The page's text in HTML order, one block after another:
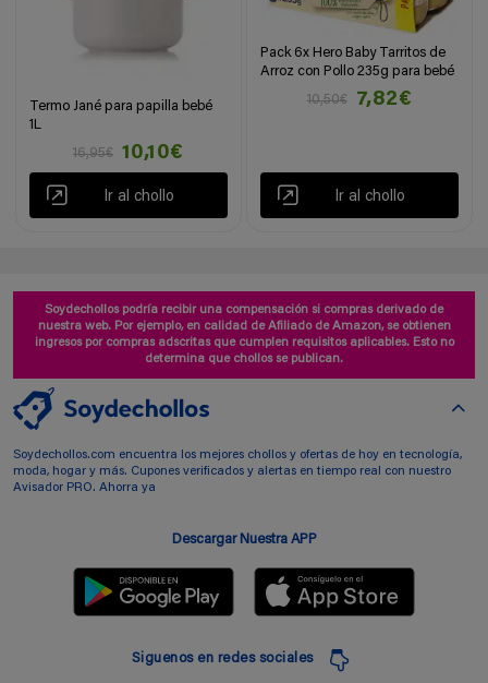
Termo Jané para papilla bebé
1L
16,95€
10,10€
Ir al chollo
Pack 6x Hero Baby Tarritos de
Arroz con Pollo 235g para bebé
10,50€
7,82€
Ir al chollo
Soydechollos podría recibir una compensación si compras derivado de
nuestra web. Por ejemplo, en calidad de Afiliado de Amazon, se obtienen
ingresos por compras adscritas que cumplen requisitos aplicables. Esto no
determina que chollos se publican.
Soydechollos.com encuentra los mejores chollos y ofertas de hoy en tecnología,
moda, hogar y más. Cupones verificados y alertas en tiempo real con nuestro
Avisador PRO. Ahorra ya
Descargar Nuestra APP
Siguenos en redes sociales